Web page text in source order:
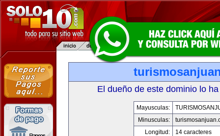
El dueño de este dominio lo
Mayusculas:
Minusculas:
Longitud:
14 caracteres